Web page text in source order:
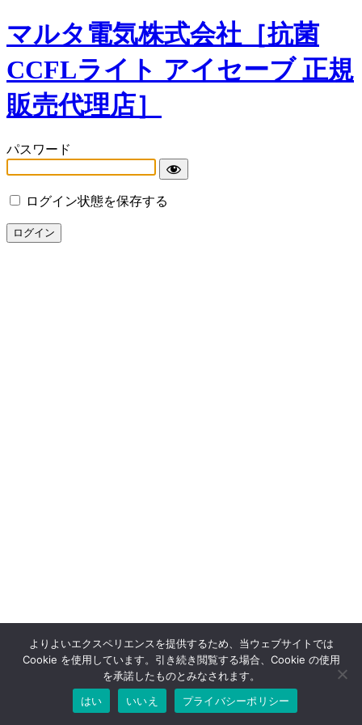
マルタ電気株式会社［抗菌
CCFLライト アイセーブ 正規
販売代理店］
パスワード
ログイン状態を保存する
よりよいエクスペリエンスを提供するため、当ウェブサイトでは
Cookie を使用しています。引き続き閲覧する場合、Cookie の使用
を承諾したものとみなされます。
はい
いいえ プライバシーポリシー